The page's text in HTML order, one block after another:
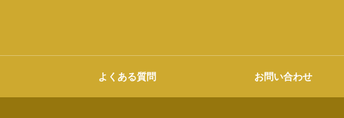
よくある質問 お問い合わせ